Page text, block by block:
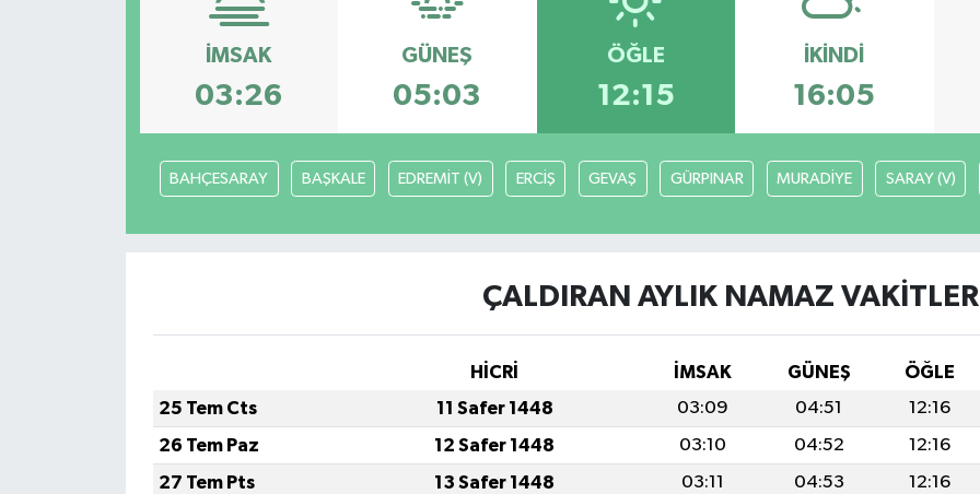
İMSAK
03:26
GÜNEŞ
05:03
ÖĞLE
12:15
İKINDI
16:05
BAHÇESARAY BAŞKALE EDREMİT (V) ERCİŞ GEVAŞ GÜRPINAR MURADİYE SARAY (V)
ÇALDIRAN AYLIK NAMAZ VAKITLERI
HİCRİ İMSAK GÜNEŞ ÖĞLE
25 Tem Cts
11 Safer 1448 03:09 04:51 12:16
26 Tem Paz
12 Safer 1448 03:10 04:52 12:16
27 Tem Pts
13 Safer 1448 03:11 04:53 12:16